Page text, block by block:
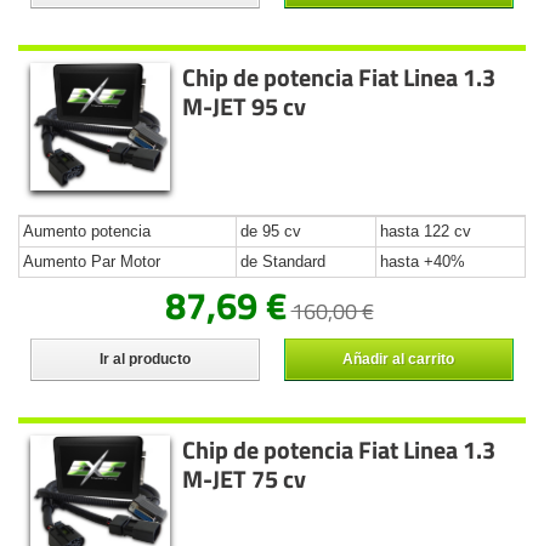
Chip de potencia Fiat Linea 1.3
M-JET 95 cv
Aumento potencia de 95 cv
hasta 122 cv
Aumento Par Motor
de Standard hasta +40%
87,69 €160,00 €
Ir al producto Añadir al carrito
Chip de potencia Fiat Linea 1.3
M-JET 75 cv